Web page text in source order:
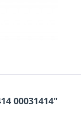
00031414"